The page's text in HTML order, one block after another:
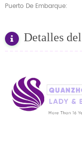
Puerto De Embarque:
Detalles